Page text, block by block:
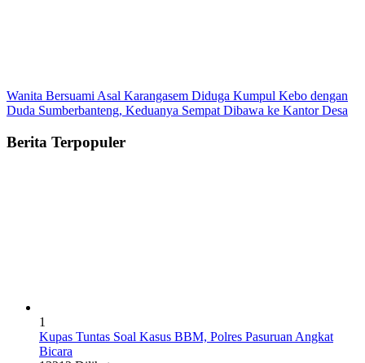
Wanita Bersuami Asal Karangasem Diduga Kumpul Kebo dengan
Duda Sumberbanteng, Keduanya Sempat Dibawa ke Kantor Desa
Berita Terpopuler
1
Kupas Tuntas Soal Kasus BBM, Polres Pasuruan Angkat
Bicara